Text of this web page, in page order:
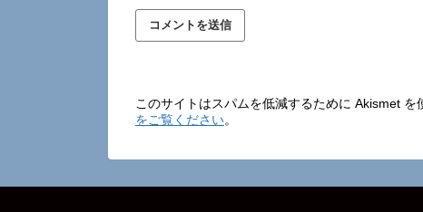
このサイトはスパムを低減するために Akismet を
をご覧ください。